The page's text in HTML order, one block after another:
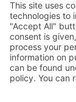
I agree to
indirizzo E-mail
Disdire in